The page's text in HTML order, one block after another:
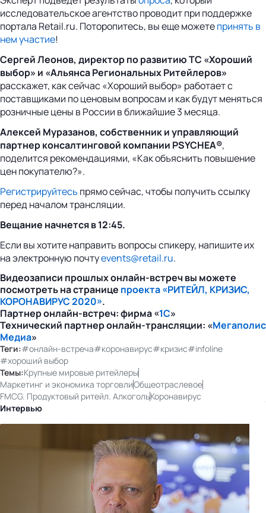
исследовательское агентство проводит при поддержке
портала Retail.ru. Поторопитесь, вы еще можетепринять в
нем участие!
Сергей Леонов, директор по развитию ТС «Хороший
выбор» и «Альянса Региональных Ритейлеров»
расскажет, как сейчас «Хороший выбор» работает с
поставщиками по ценовым вопросам и как будут меняться
розничные цены в России в ближайшие 3 месяца.
Алексей Муразанов, собственник и управляющий
партнер консалтинговой компании PSYCHEA®,
поделится рекомендациями, «Как объяснить повышение
цен покупателю?».
Регистрируйтесь прямо сейчас, чтобы получить ссылку
перед началом трансляции.
Вещание начнется в 12:45.
Если вы хотите направить вопросы спикеру, напишите их
на электронную почтуevents@retail.ru.
Видеозаписи прошлых онлайн-встреч вы можете
посмотреть на странице проекта «РИТЕЙЛ, КРИЗИС,
КОРОНАВИРУС 2020».
Партнер онлайн-встреч: фирма «1С»
Технический партнер онлайн-трансляции: «Мегаполис
Медиа»
Теги:#онлайн-встреча#коронавирус#кризис#infoline
#хороший выбор
Темы:Крупные мировые ритейлеры
Маркетинг и экономика торговлиОбщеотраслевое
FMCG. Продуктовый ритейл. АлкогольКоронавирус
Интервью